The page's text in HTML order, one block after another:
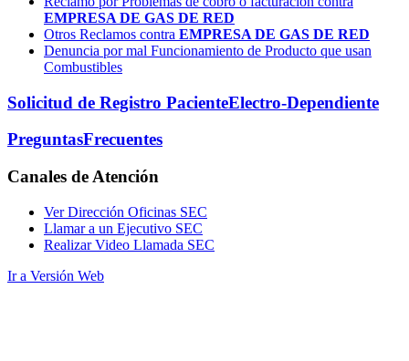
EMPRESA DE GAS DE RED
Otros Reclamos contra EMPRESA DE GAS DE RED
Denuncia por mal Funcionamiento de Producto que usan
Combustibles
Solicitud de Registro PacienteElectro-Dependiente
PreguntasFrecuentes
Canales de Atención
Ver Dirección Oficinas SEC
Llamar a un Ejecutivo SEC
Realizar Video Llamada SEC
Ir a Versión Web